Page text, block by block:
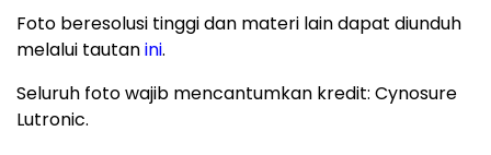
Foto beresolusi tinggi dan materi lain dapat diunduh
melalui tautanini.
Seluruh foto wajib mencantumkan kredit: Cynosure
Lutronic.